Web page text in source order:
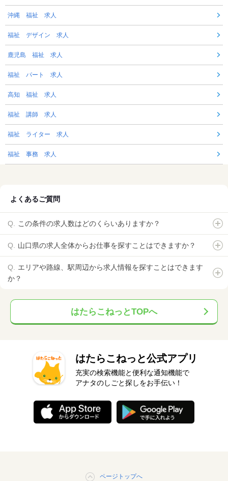
沖縄 福祉 求人
福祉 デザイン 求人
鹿児島 福祉 求人
福祉 パート 求人
高知 福祉 求人
福祉 講師 求人
福祉 ライター 求人
福祉 事務 求人
よくあるご質問
この条件の求人数はどのくらいありますか？
山口県の求人全体からお仕事を探すことはできますか？
エリアや路線、駅周辺から求人情報を探すことはできます
か？
はたらこねっとTOPへ
はたらこねっと公式アプリ
充実の検索機能と便利な通知機能で
アナタのしごと探しをお手伝い！
ページトップへ